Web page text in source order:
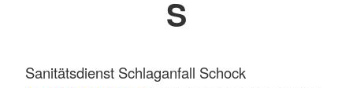
S
Sanitätsdienst Schlaganfall Schock